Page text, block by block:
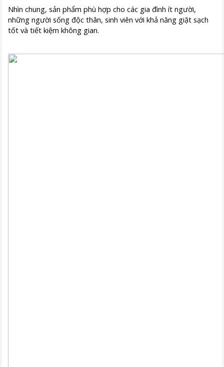
Nhìn chung, sản phẩm phù hợp cho các gia đình ít người,
những người sống độc thân, sinh viên với khả năng giặt sạch
tốt và tiết kiệm không gian.